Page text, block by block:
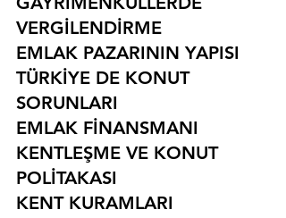
VERGİLENDİRME
EMLAK PAZARININ YAPISI
TÜRKİYE DE KONUT
SORUNLARI
EMLAK FİNANSMANI
KENTLEŞME VE KONUT
POLİTAKASI
KENT KURAMLARI